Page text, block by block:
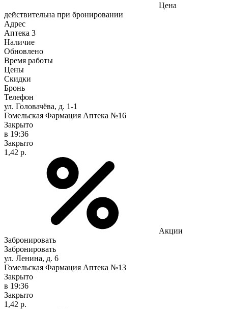
Цена
действительна при бронировании
Адрес
Аптека 3
Наличие
Обновлено
Время работы
Цены
Скидки
Бронь
Телефон
ул. Головачёва, д. 1-1
Гомельская Фармация Аптека №16
Закрыто
в 19:36
Закрыто
1,42 р.
Акции
Забронировать
Забронировать
ул. Ленина, д. 6
Гомельская Фармация Аптека №13
Закрыто
в 19:36
Закрыто
1,42 р.